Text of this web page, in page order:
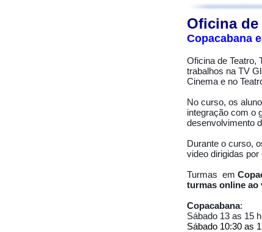
Oficina de
Copacabana
Oficina de Teatro,
trabalhos na TV
Cinema e no
No curso, os
integração com o
desenvolvimento
Durante o curso,
video dirigidas por
Turmas em
turmas online ao
Copacabana:
Sábado 13 as 15
Sábado 10:30 as